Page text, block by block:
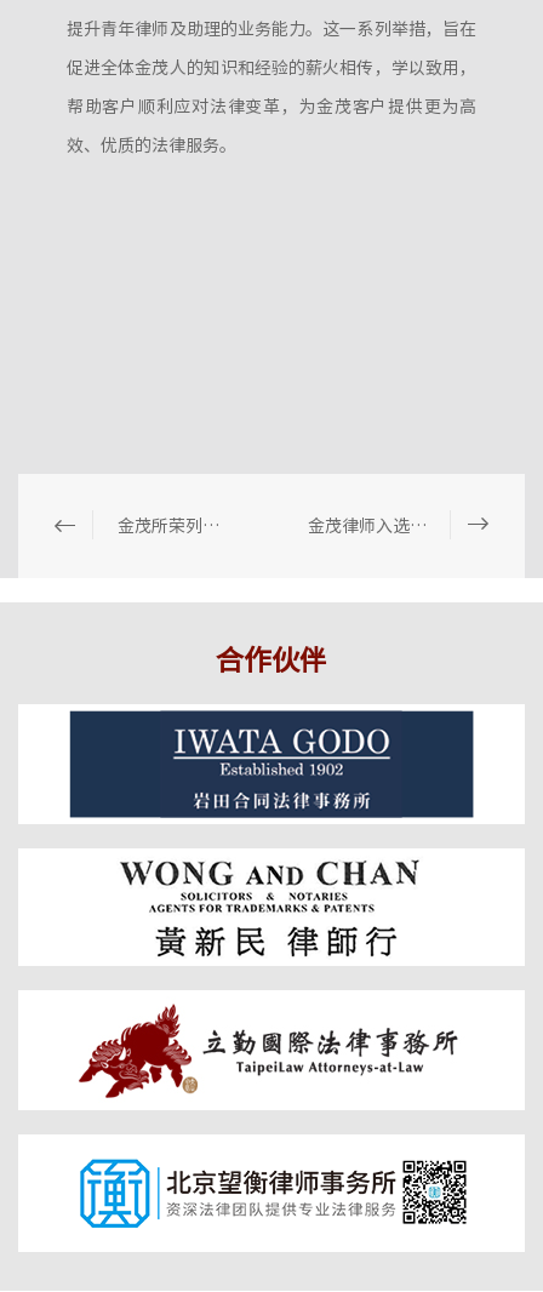
提升青年律师及助理的业务能力。这一系列举措，旨在
促进全体金茂人的知识和经验的薪火相传，学以致用，
帮助客户顺利应对法律变革，为金茂客户提供更为高
效、优质的法律服务。
金茂所荣列钱伯斯《大中华区法律指南2025》 金茂律师入选徐工集团进出口公司律师库
合作伙伴